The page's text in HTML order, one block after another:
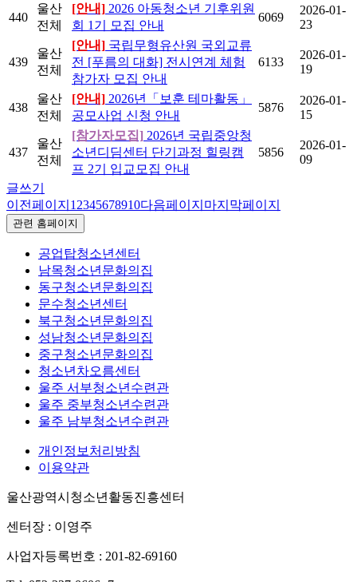
440
울산
전체
[안내] 2026 아동청소년 기후위원
회 1기 모집 안내
6069
2026-01-
23
439
울산
전체
[안내] 국립무형유산원 국외교류
전 [푸름의 대화] 전시연계 체험
참가자 모집 안내
6133
2026-01-
19
438
울산
전체
[안내] 2026년「보훈 테마활동」
공모사업 신청 안내
5876
2026-01-
15
437
울산
전체
[참가자모집] 2026년 국립중앙청
소년디딤센터 단기과정 힐링캠
프 2기 입교모집 안내
5856
2026-01-
09
글쓰기
이전페이지 1 2345678910다음페이지 마지막페이지
관련 홈페이지
공업탑청소년센터
남목청소년문화의집
동구청소년문화의집
문수청소년센터
북구청소년문화의집
성남청소년문화의집
중구청소년문화의집
청소년차오름센터
울주 서부청소년수련관
울주 중부청소년수련관
울주 남부청소년수련관
개인정보처리방침
이용약관
울산광역시청소년활동진흥센터
센터장 : 이영주
사업자등록번호 : 201-82-69160